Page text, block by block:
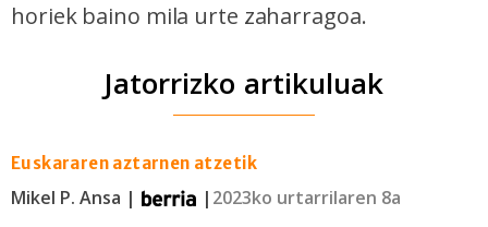
horiek baino mila urte zaharragoa.
Jatorrizko artikuluak
Euskararen aztarnen atzetik
Mikel P. Ansa | | 2023ko urtarrilaren 8a